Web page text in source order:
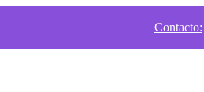
Contacto: